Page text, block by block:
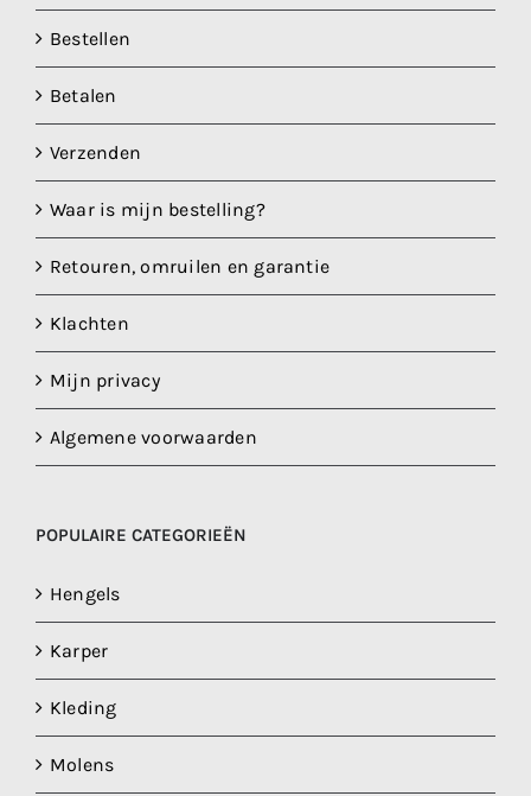
Bestellen
Betalen
Verzenden
Waar is mijn bestelling?
Retouren, omruilen en garantie
Klachten
Mijn privacy
Algemene voorwaarden
POPULAIRE CATEGORIEËN
Hengels
Karper
Kleding
Molens